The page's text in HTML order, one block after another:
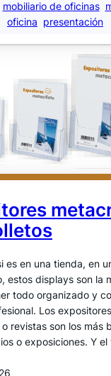
mobiliario de oficinas
oficina
presentación
es en una tienda, en
estos displays son la
todo organizado y
Los
revistas son los más
o exposiciones. Y el